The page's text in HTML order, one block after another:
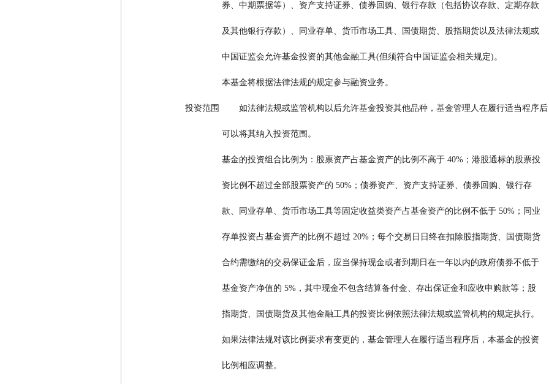
                券、中期票据等）、资产支持证券、债券回购、银行存款（包括协议存款、定期存款
                及其他银行存款）、同业存单、货币市场工具、国债期货、股指期货以及法律法规或
                中国证监会允许基金投资的其他金融工具(但须符合中国证监会相关规定)。
                本基金将根据法律法规的规定参与融资业务。
投资范围        如法律法规或监管机构以后允许基金投资其他品种，基金管理人在履行适当程序
                可以将其纳入投资范围。
                基金的投资组合比例为：股票资产占基金资产的比例不高于 40%；港股通标的股票投
                资比例不超过全部股票资产的 50%；债券资产、资产支持证券、债券回购、银行存
                款、同业存单、货币市场工具等固定收益类资产占基金资产的比例不低于 50%；同业
                存单投资占基金资产的比例不超过 20%；每个交易日日终在扣除股指期货、国债期货
                合约需缴纳的交易保证金后，应当保持现金或者到期日在一年以内的政府债券不低于
                基金资产净值的 5%，其中现金不包含结算备付金、存出保证金和应收申购款等；股
                指期货、国债期货及其他金融工具的投资比例依照法律法规或监管机构的规定执行。
                如果法律法规对该比例要求有变更的，基金管理人在履行适当程序后，本基金的投资
                比例相应调整。